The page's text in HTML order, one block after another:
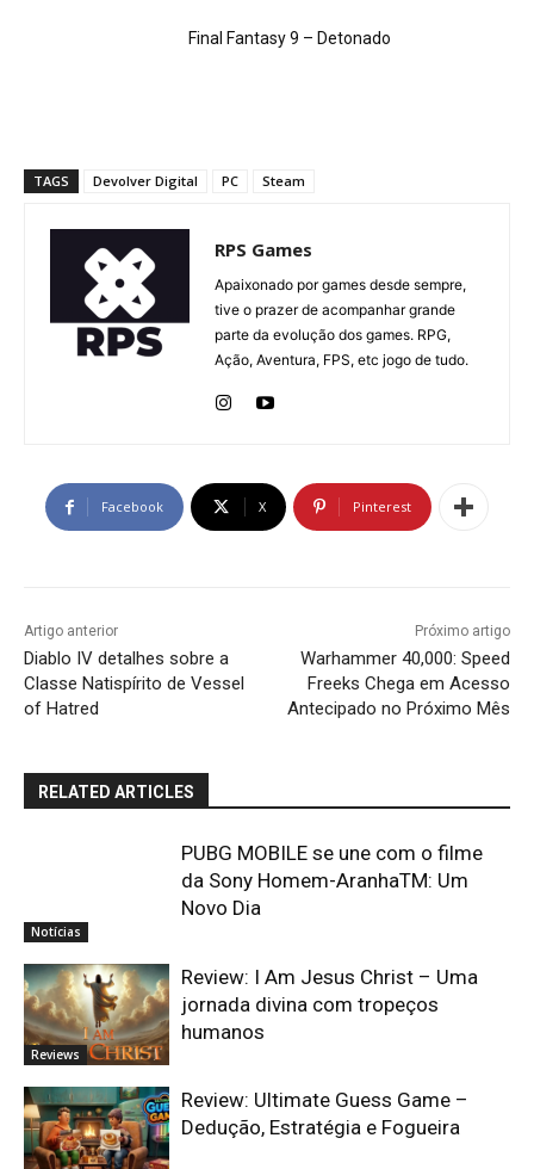
Final Fantasy 9 – Detonado
TAGS Devolver Digital PC Steam
RPS Games
Apaixonado por games desde sempre,
tive o prazer de acompanhar grande
parte da evolução dos games. RPG,
Ação, Aventura, FPS, etc jogo de tudo.
Facebook X Pinterest
Artigo anterior
Diablo IV detalhes sobre a
Classe Natispírito de Vessel
of Hatred
Próximo artigo
Warhammer 40,000: Speed
Freeks Chega em Acesso
Antecipado no Próximo Mês
RELATED ARTICLES
Notícias
PUBG MOBILE se une com o filme
da Sony Homem-AranhaTM: Um
Novo Dia
Reviews
Review: I Am Jesus Christ – Uma
jornada divina com tropeços
humanos
Review: Ultimate Guess Game –
Dedução, Estratégia e Fogueira